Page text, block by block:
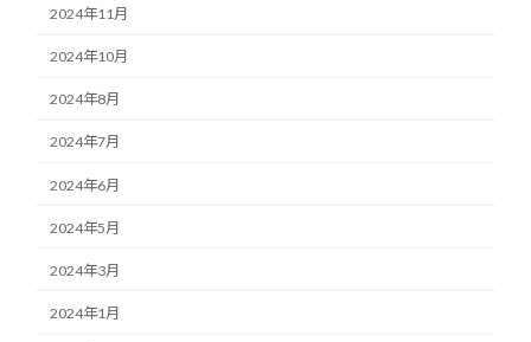
2024年11月
2024年10月
2024年8月
2024年7月
2024年6月
2024年5月
2024年3月
2024年1月